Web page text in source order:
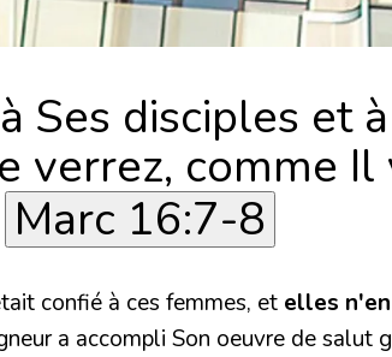
Ses disciples et
verrez, comme
Marc 16:7-8
confié à ces femmes, et elles
a accompli Son oeuvre de